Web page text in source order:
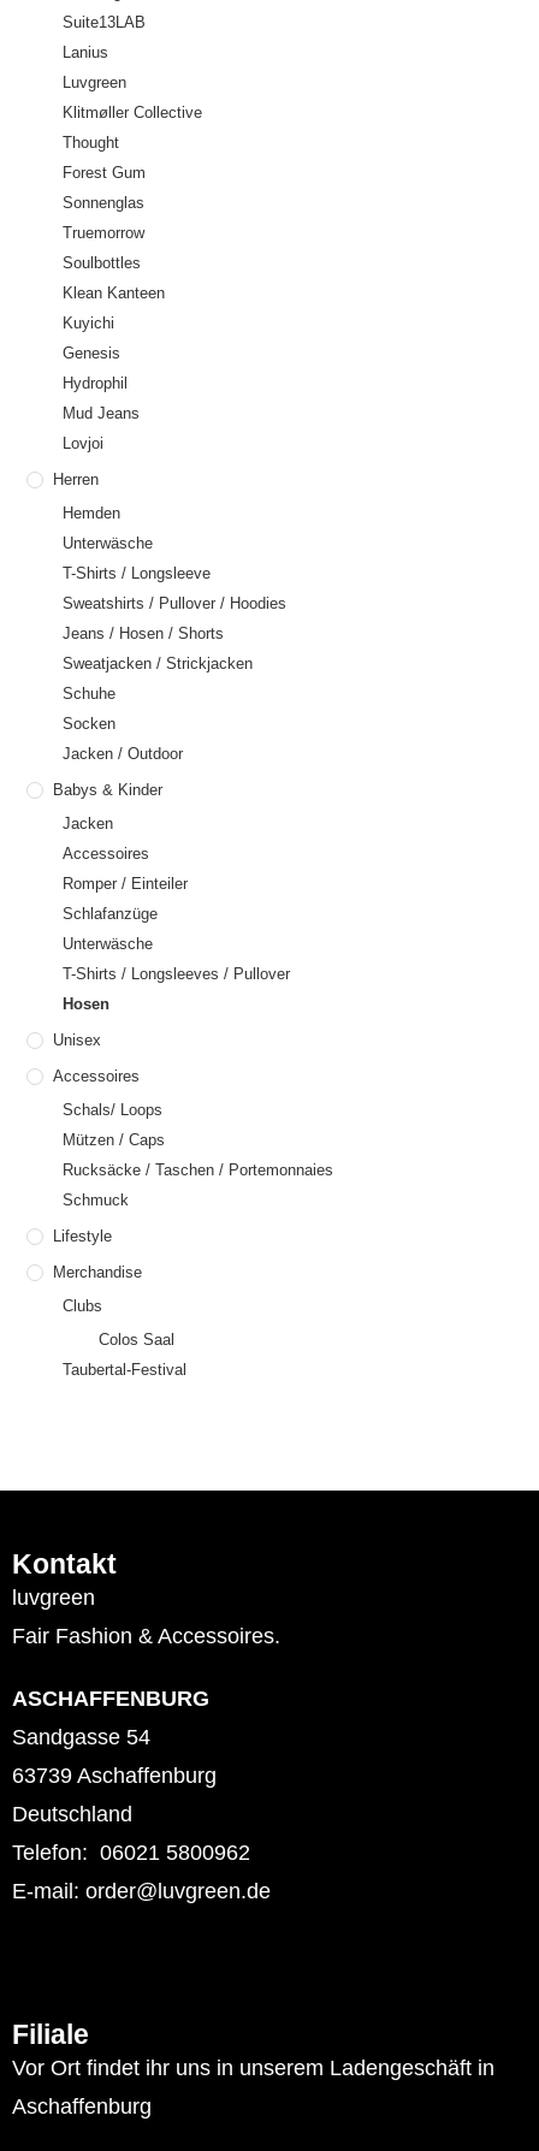
Suite13LAB
Lanius
Luvgreen
Klitmøller Collective
Thought
Forest Gum
Sonnenglas
Truemorrow
Soulbottles
Klean Kanteen
Kuyichi
Genesis
Hydrophil
Mud Jeans
Lovjoi
Herren
Hemden
Unterwäsche
T-Shirts / Longsleeve
Sweatshirts / Pullover / Hoodies
Jeans / Hosen / Shorts
Sweatjacken / Strickjacken
Schuhe
Socken
Jacken / Outdoor
Babys & Kinder
Jacken
Accessoires
Romper / Einteiler
Schlafanzüge
Unterwäsche
T-Shirts / Longsleeves / Pullover
Hosen
Unisex
Accessoires
Schals/ Loops
Mützen / Caps
Rucksäcke / Taschen / Portemonnaies
Schmuck
Lifestyle
Merchandise
Clubs
Colos Saal
Taubertal-Festival
Kontakt
luvgreen
Fair Fashion & Accessoires.
ASCHAFFENBURG
Sandgasse 54
63739 Aschaffenburg
Deutschland
Telefon: 06021 5800962
E-mail: order@luvgreen.de
Filiale
Vor Ort findet ihr uns in unserem Ladengeschäft in
Aschaffenburg